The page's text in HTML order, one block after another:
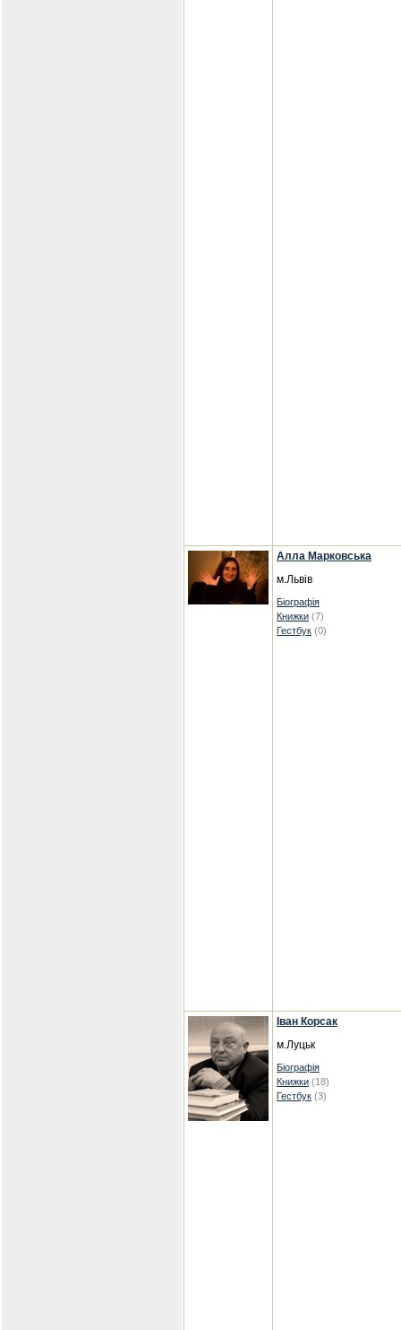
Алла Марковська
м.Львів
Біографія
Книжки (7)
Гестбук (0)
Іван Корсак
м.Луцьк
Біографія
Книжки (18)
Гестбук (3)